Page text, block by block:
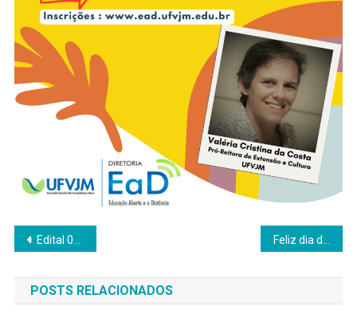
Navegação
de
Post
Edital 05/DEAD/2024 – Seleção de candidatos para a Pós-Graduação Lato Sensu em Ensino de Geografia (ENGEO)
POSTS RELACIONADOS